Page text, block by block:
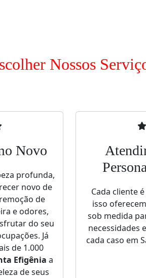
Nossos
Novo
profunda,
novo de
de
e odores,
do seu
Já
de 1.000
Efigênia a
de seus
Cada cliente
isso
sob medida
necessidades
cada caso em